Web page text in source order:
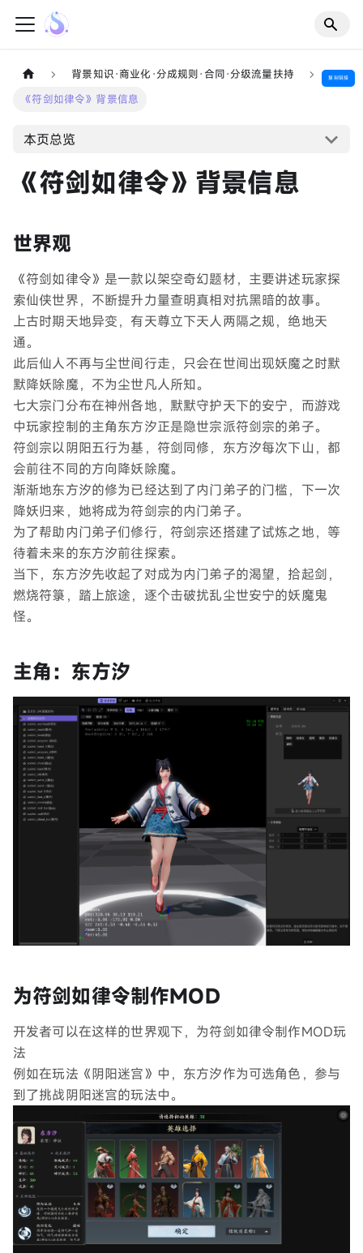
背景知识·商业化·分成规则·合同·分级流量扶持
《符剑如律令》背景信息
复制链接
本页总览
《符剑如律令》背景信息
世界观
《符剑如律令》是一款以架空奇幻题材，主要讲述玩家探
索仙侠世界，不断提升力量查明真相对抗黑暗的故事。
上古时期天地异变，有天尊立下天人两隔之规，绝地天
通。
此后仙人不再与尘世间行走，只会在世间出现妖魔之时默
默降妖除魔，不为尘世凡人所知。
七大宗门分布在神州各地，默默守护天下的安宁，而游戏
中玩家控制的主角东方汐正是隐世宗派符剑宗的弟子。
符剑宗以阴阳五行为基，符剑同修，东方汐每次下山，都
会前往不同的方向降妖除魔。
渐渐地东方汐的修为已经达到了内门弟子的门槛，下一次
降妖归来，她将成为符剑宗的内门弟子。
为了帮助内门弟子们修行，符剑宗还搭建了试炼之地，等
待着未来的东方汐前往探索。
当下，东方汐先收起了对成为内门弟子的渴望，拾起剑，
燃烧符箓，踏上旅途，逐个击破扰乱尘世安宁的妖魔鬼
怪。
主角：东方汐
为符剑如律令制作MOD
开发者可以在这样的世界观下，为符剑如律令制作MOD玩
法
例如在玩法《阴阳迷宫》中，东方汐作为可选角色，参与
到了挑战阴阳迷宫的玩法中。